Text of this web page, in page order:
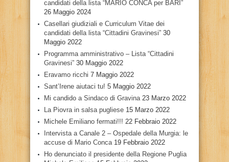
candidati della lista “MARIO CONCA per BARI”
26 Maggio 2024
Casellari giudiziali e Curriculum Vitae dei
candidati della lista “Cittadini Gravinesi” 30
Maggio 2022
Programma amministrativo – Lista “Cittadini
Gravinesi” 30 Maggio 2022
Eravamo ricchi 7 Maggio 2022
Sant’Irene aiutaci tu! 5 Maggio 2022
Mi candido a Sindaco di Gravina 23 Marzo 2022
La Piovra in salsa pugliese 15 Marzo 2022
Michele Emiliano fermati!!! 22 Febbraio 2022
Intervista a Canale 2 – Ospedale della Murgia: le
accuse di Mario Conca 19 Febbraio 2022
Ho denunciato il presidente della Regione Puglia